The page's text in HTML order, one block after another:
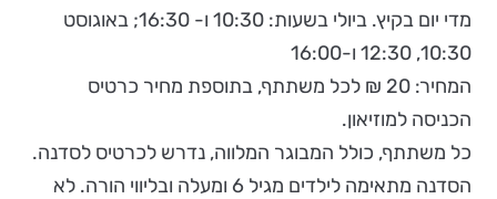
מדי יום בקיץ. ביולי בשעות: 10:30 ו- 16:30; באוגוסט
10:30, 12:30 ו-16:00
המחיר: 20 ₪ לכל משתתף, בתוספת מחיר כרטיס
הכניסה למוזיאון.
כל משתתף, כולל המבוגר המלווה, נדרש לכרטיס לסדנה.
הסדנה מתאימה לילדים מגיל 6 ומעלה ובליווי הורה. לא